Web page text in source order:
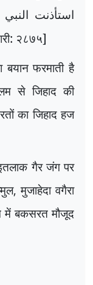
استأذنت
२८७५]
बयान फरमाती है
से जिहाद की
का जिहाद हज
गैर जंग पर
,मुजाहेदा वगैरा
बकसरत मौजूद